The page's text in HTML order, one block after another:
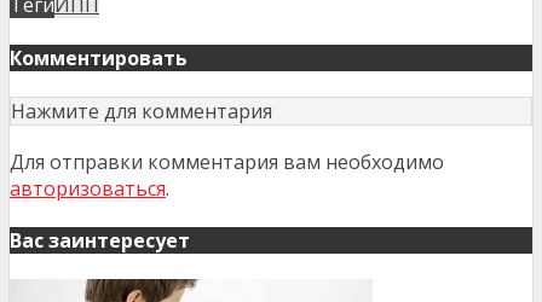
ТегиИПП
Комментировать
Нажмите для комментария
Для отправки комментария вам необходимо
авторизоваться.
Вас заинтересует